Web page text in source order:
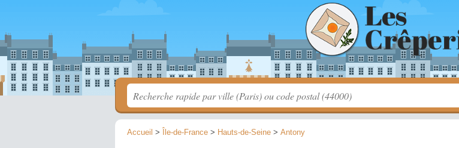
Accueil > Île-de-France > Hauts-de-Seine > Antony